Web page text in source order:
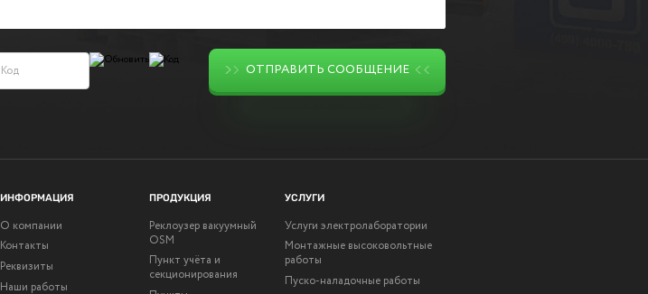
ОТПРАВИТЬ СООБЩЕНИЕ
ИНФОРМАЦИЯ
О компании
Контакты
Реквизиты
Наши работы
ПРОДУКЦИЯ
Реклоузер вакуумный
OSM
Пункт учёта и
секционирования
УСЛУГИ
Услуги электролаборатории
Монтажные высоковольтные
работы
Пуско-наладочные работы